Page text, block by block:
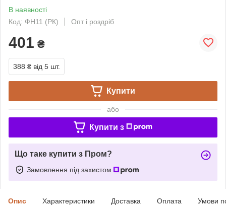
В наявності
Код: ФН11 (РК)
Опт і роздріб
401 ₴
388 ₴ від 5 шт.
Купити
або
Купити з
Що таке купити з Пром?
Замовлення під захистом
Опис Характеристики Доставка Оплата Умови